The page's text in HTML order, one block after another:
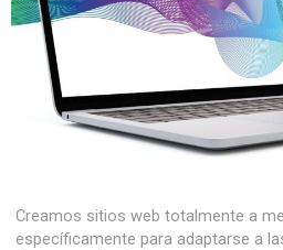
Creamos sitios web totalmente a
específicamente para adaptarse a